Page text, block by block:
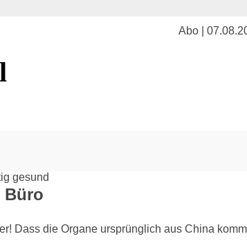
Abo |
Büro
Dass die Organe ursprünglich aus China